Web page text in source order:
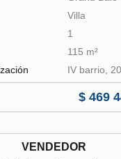
Villa
1
115 m²
IV barrio,
$ 469
VENDEDOR